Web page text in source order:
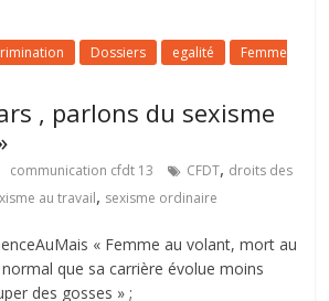
Dossiers egalité
Femme
, parlons du sexisme
communication cfdt 13 CFDT, droits des
au travail, sexisme ordinaire
« Femme au volant, mort au
normal que sa carrière évolue moins
des gosses » ;